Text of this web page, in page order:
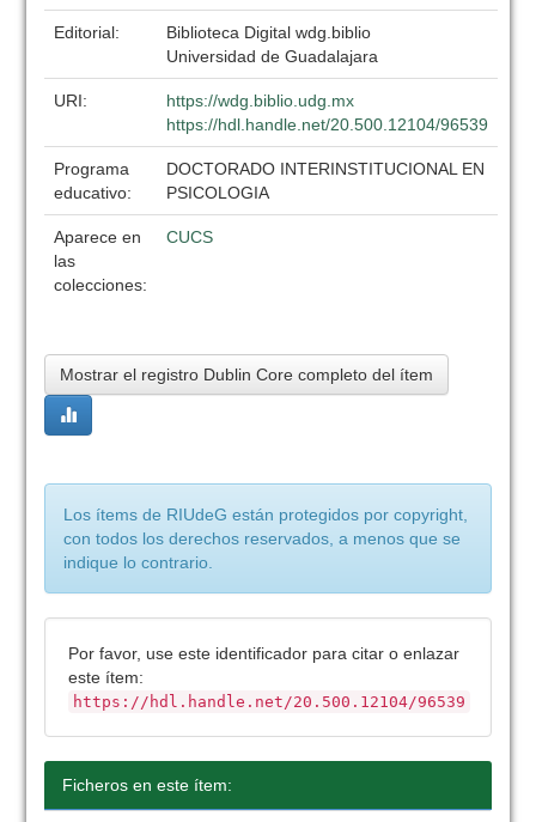
Editorial:
Biblioteca Digital wdg.biblio
Universidad de Guadalajara
URI:
https://wdg.biblio.udg.mx
https://hdl.handle.net/20.500.12104/96539
Programa
educativo:
DOCTORADO INTERINSTITUCIONAL EN
PSICOLOGIA
Aparece en
las
colecciones:
CUCS
Mostrar el registro Dublin Core completo del ítem
Los ítems de RIUdeG están protegidos por copyright,
con todos los derechos reservados, a menos que se
indique lo contrario.
Por favor, use este identificador para citar o enlazar
este ítem:
https://hdl.handle.net/20.500.12104/96539
Ficheros en este ítem: